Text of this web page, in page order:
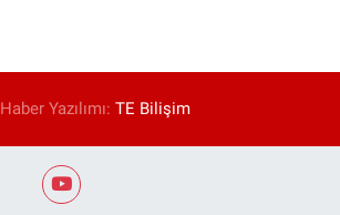
Haber Yazılımı:TE Bilişim